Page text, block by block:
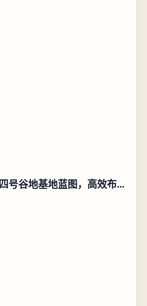
明日方舟终末地25级四号谷地基地蓝图，高效布局规划